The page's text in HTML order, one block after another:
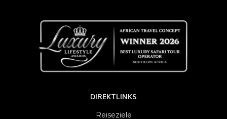
DIREKTLINKS
Reiseziele